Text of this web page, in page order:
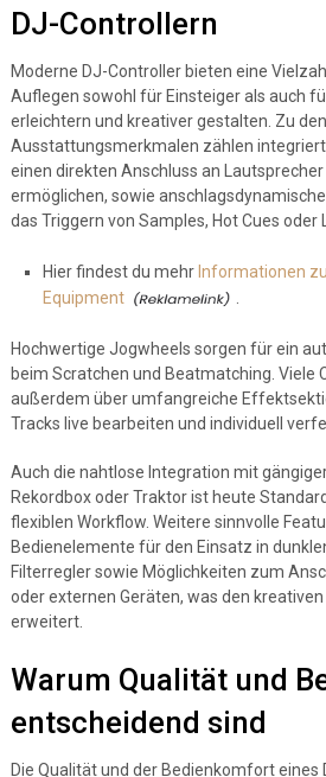
DJ-Controllern
Moderne DJ-Controller bieten eine
Auflegen sowohl für Einsteiger als auch
erleichtern und kreativer gestalten. Zu
Ausstattungsmerkmalen zählen
einen direkten Anschluss an
ermöglichen, sowie
das Triggern von Samples, Hot Cues oder
Hier findest du mehr Informationen
Equipment
Hochwertige Jogwheels sorgen für ein
beim Scratchen und Beatmatching. Viele
außerdem über umfangreiche
Tracks live bearbeiten und individuell
Auch die nahtlose Integration mit
Rekordbox oder Traktor ist heute
flexiblen Workflow. Weitere sinnvolle
Bedienelemente für den Einsatz in
Filterregler sowie Möglichkeiten zum
oder externen Geräten, was den
erweitert.
Warum Qualität und
entscheidend sind
Die Qualität und der Bedienkomfort eines